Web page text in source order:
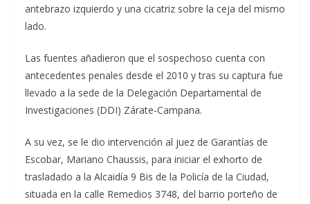
antebrazo izquierdo y una cicatriz sobre la ceja del mismo
lado.
Las fuentes añadieron que el sospechoso cuenta con
antecedentes penales desde el 2010 y tras su captura fue
llevado a la sede de la Delegación Departamental de
Investigaciones (DDI) Zárate-Campana.
A su vez, se le dio intervención al juez de Garantías de
Escobar, Mariano Chaussis, para iniciar el exhorto de
trasladado a la Alcaidía 9 Bis de la Policía de la Ciudad,
situada en la calle Remedios 3748, del barrio porteño de